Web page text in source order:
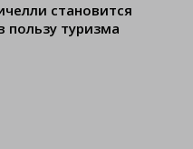
становится
пользу туризма